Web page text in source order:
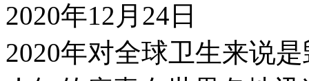
2020年12月24日
2020年对全球卫生来说